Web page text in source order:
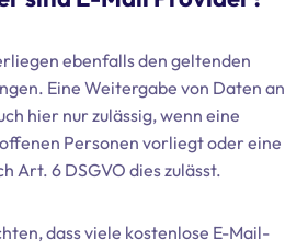
ebenfalls den geltenden
Eine Weitergabe von Daten an
hier nur zulässig, wenn eine
Personen vorliegt oder eine
Art. 6 DSGVO dies zulässt.
dass viele kostenlose E-Mail-